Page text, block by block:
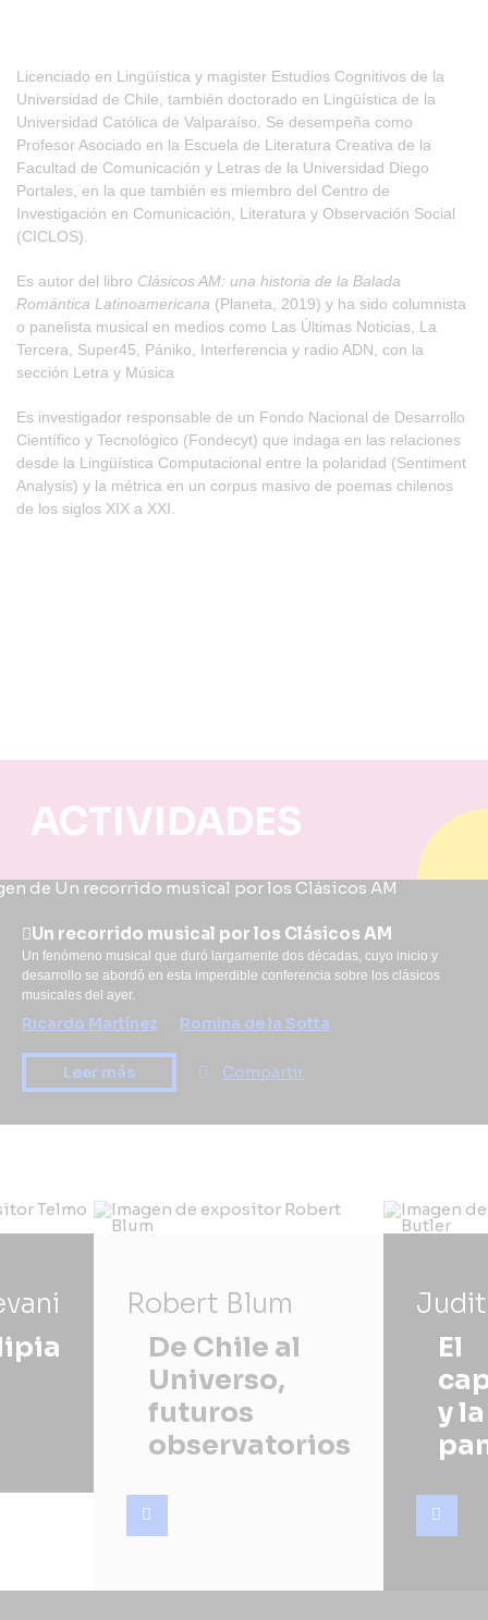
Licenciado en Lingüística y magister Estudios Cognitivos de la
Universidad de Chile, también doctorado en Lingüística de la
Universidad Católica de Valparaíso. Se desempeña como
Profesor Asociado en la Escuela de Literatura Creativa de la
Facultad de Comunicación y Letras de la Universidad Diego
Portales, en la que también es miembro del Centro de
Investigación en Comunicación, Literatura y Observación Social
(CICLOS).
Es autor del libro Clásicos AM: una historia de la Balada
Romántica Latinoamericana (Planeta, 2019) y ha sido columnista
o panelista musical en medios como Las Últimas Noticias, La
Tercera, Super45, Pániko, Interferencia y radio ADN, con la
sección Letra y Música
Es investigador responsable de un Fondo Nacional de Desarrollo
Científico y Tecnológico (Fondecyt) que indaga en las relaciones
desde la Lingüística Computacional entre la polaridad (Sentiment
Analysis) y la métrica en un corpus masivo de poemas chilenos
de los siglos XIX a XXI.
ACTIVIDADES
Un recorrido musical por los Clásicos AM
Un fenómeno musical que duró largamente dos décadas, cuyo inicio y
desarrollo se abordó en esta imperdible conferencia sobre los clásicos
musicales del ayer.
Ricardo Martínez Romina de la Sotta
Leer más Compartir
Robert Blum
De Chile al
Universo,
futuros
observatorios
El
y la